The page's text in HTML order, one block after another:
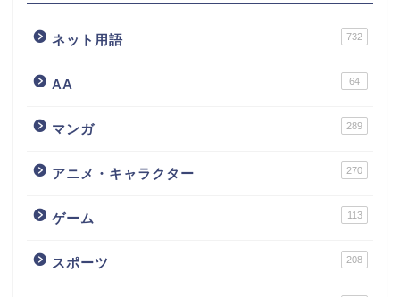
ネット用語 732
AA 64
マンガ 289
アニメ・キャラクター 270
ゲーム 113
スポーツ 208